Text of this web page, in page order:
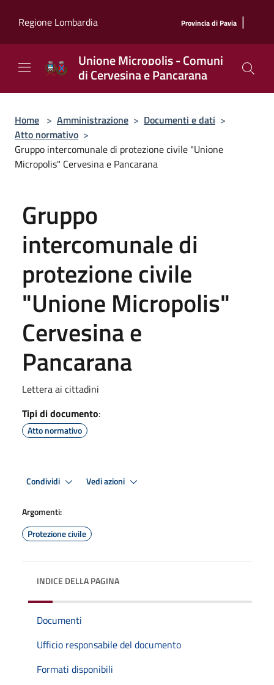
Regione Lombardia
Provincia di Pavia |
Unione Micropolis - Comuni
di Cervesina e Pancarana
Home > Amministrazione > Documenti e dati >
Atto normativo >
Gruppo intercomunale di protezione civile "Unione
Micropolis" Cervesina e Pancarana
Gruppo
intercomunale di
protezione civile
"Unione Micropolis"
Cervesina e
Pancarana
Lettera ai cittadini
Tipi di documento:
Atto normativo
Condividi Vedi azioni
Argomenti:
Protezione civile
INDICE DELLA PAGINA
Documenti
Ufficio responsabile del documento
Formati disponibili